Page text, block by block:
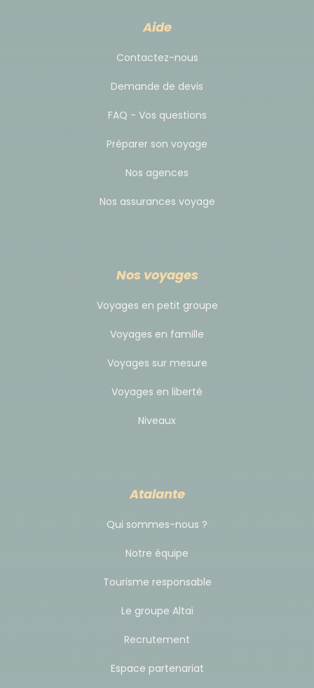
Aide
Contactez-nous
Demande de devis
FAQ - Vos questions
Préparer son voyage
Nos agences
Nos assurances voyage
Nos voyages
Voyages en petit groupe
Voyages en famille
Voyages sur mesure
Voyages en liberté
Niveaux
Atalante
Qui sommes-nous ?
Notre équipe
Tourisme responsable
Le groupe Altaï
Recrutement
Espace partenariat